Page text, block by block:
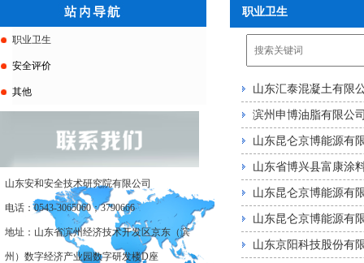
职业卫生
安全评价
其他
山东安和安全技术研究院有限公司
电话：0543-3065060；3790666
地址：山东省滨州经济技术开发区京东（滨
州）数字经济产业园数字研发楼D座
职业卫生
山东汇泰混凝土有限
滨州申博油脂有限公
山东昆仑京博能源有
山东省博兴县富康涂
山东昆仑京博能源有
山东昆仑京博能源有
山东京阳科技股份有